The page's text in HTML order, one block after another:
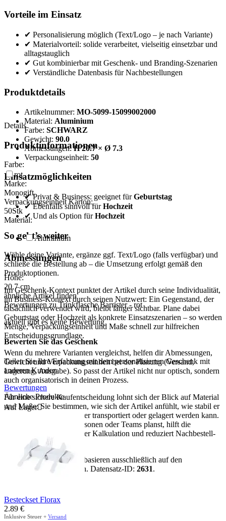
Vorteile im Einsatz
✔ Personalisierung möglich (Text/Logo – je nach Variante)
✔ Materialvorteil: solide verarbeitet, vielseitig einsetzbar und
alltagstauglich
✔ Gut kombinierbar mit Geschenk- und Branding-Szenarien
✔ Verständliche Datenbasis für Nachbestellungen
Produktdetails
Artikelnummer: MO-5099-15099002000
Material: Aluminium
Farbe: SCHWARZ
Gewicht: 90.0
Abmessungen:H 20.7 × Ø 7.3
Verpackungseinheit: 50
Einsatzmöglichkeiten
✔ Privat & Business: geeignet fürGeburtstag
✔ Ebenfalls sinnvoll fürHochzeit
✔ Und als Option fürHochzeit
So geht’s weiter
Wähle deine Variante, ergänze ggf. Text/Logo (falls verfügbar) und
schließe die Bestellung ab – die Umsetzung erfolgt gemäß den
Produktoptionen.
Im Geschenk-Kontext punktet der Artikel durch seine Individualität,
im Business-Kontext durch seinen Nutzwert: Ein Gegenstand, der
tatsächlich verwendet wird, bleibt länger sichtbar. Plane dabei
Geburtstag oder Hochzeit als konkrete Einsatzszenarien – so werden
Menge, Verpackungseinheit und Maße schnell zur hilfreichen
Entscheidungsgrundlage.
Wenn du mehrere Varianten vergleichst, helfen dir Abmessungen,
Gewicht und Verpackungseinheit bei der Planung (Versand,
Lagerung, Ausgabe). So passt der Artikel nicht nur optisch, sondern
auch organisatorisch in deinen Prozess.
Für eine sichere Kaufentscheidung lohnt sich der Blick auf Material
und Maße: Sie bestimmen, wie sich der Artikel anfühlt, wie stabil er
im Gebrauch ist und wie er transportiert oder gelagert werden kann.
Wenn du für mehrere Personen oder Teams planst, hilft die
Verpackungseinheit bei der Kalkulation und reduziert Nachbestell-
Risiken.
Hinweis:
Alle Aussagen basieren ausschließlich auf den
vorhandenen Artikeldaten. Datensatz-ID: 2631.
Details
Produktinformationen
Farbe:
rot
Marke:
Monogift
Verpackungseinheit Karton:
50Stk
Material:
Aluminium
Abmessungen
Höhe:
20,7cm
ähnliche Artikel finden
Bewertungen zu Trinkflasche Barrister - rot
aktuell gibt es keine Bewertung
Bewerten Sie das Geschenk
Teilen Sie Ihre Erfahrung mit dem personalisierten Geschenk mit
anderen Kunden.
Bewertungen
Ähnliche Produkte
Auf Lager
Besteckset Florax
2.89 €
Inklusive Steuer + Versand